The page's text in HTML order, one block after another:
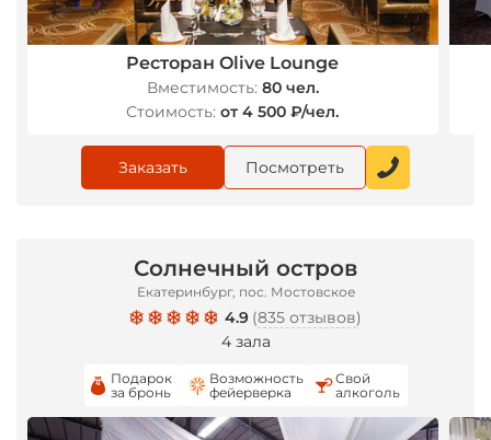
Ресторан Olive Lounge
Вместимость: 80 чел.
Стоимость: от 4 500 ₽/чел.
Заказать Посмотреть
Солнечный остров
Екатеринбург, пос. Мостовское
4.9 (835 отзывов)
4 зала
Подарок
за бронь
Возможность
фейерверка
Свой
алкоголь
*